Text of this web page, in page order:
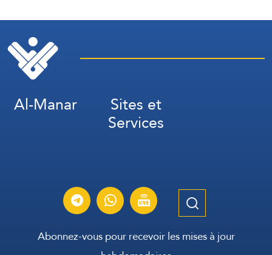
Al-Manar Sites et
Services
Abonnez-vous pour recevoir les mises à jour